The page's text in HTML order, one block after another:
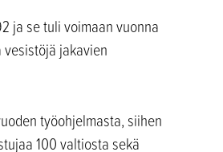
ja se tuli voimaan vuonna
jakavien
työohjelmasta, siihen
100 valtiosta sekä